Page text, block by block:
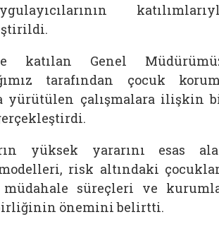
katılan Genel
tarafından çocuk
yürütülen çalışmalara ilişkin
yüksek yararını esas
risk altındaki
süreçleri ve
önemini belirtti.